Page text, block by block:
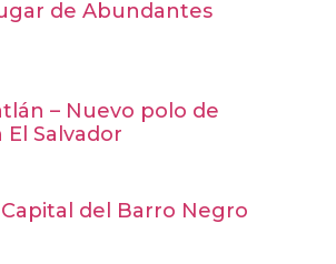
de Abundantes
– Nuevo polo de
Salvador
del Barro Negro